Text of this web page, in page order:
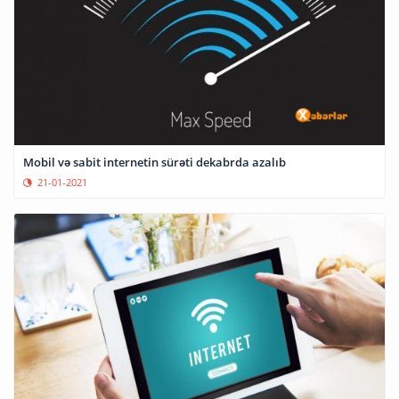
Mobil və sabit internetin sürəti dekabrda azalıb
21-01-2021